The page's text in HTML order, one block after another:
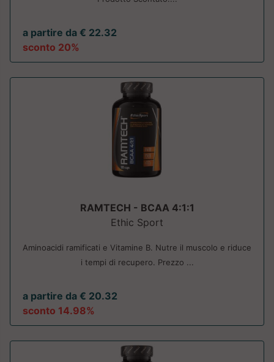
a partire da € 22.32
sconto 20%
RAMTECH - BCAA 4:1:1
Ethic Sport
Aminoacidi ramificati e Vitamine B. Nutre il muscolo e riduce
i tempi di recupero. Prezzo ...
a partire da € 20.32
sconto 14.98%